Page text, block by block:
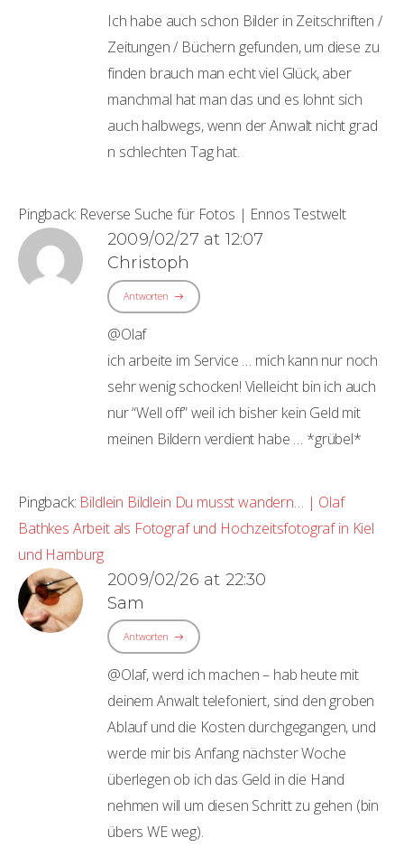
Ich habe auch schon Bilder in Zeitschriften /
Zeitungen / Büchern gefunden, um diese zu
finden brauch man echt viel Glück, aber
manchmal hat man das und es lohnt sich
auch halbwegs, wenn der Anwalt nicht grad
n schlechten Tag hat.
Pingback: Reverse Suche für Fotos | Ennos Testwelt
2009/02/27 at 12:07
Christoph
Antworten
@Olaf
ich arbeite im Service … mich kann nur noch
sehr wenig schocken! Vielleicht bin ich auch
nur “Well off” weil ich bisher kein Geld mit
meinen Bildern verdient habe … *grübel*
Pingback: Bildlein Bildlein Du musst wandern… | Olaf
Bathkes Arbeit als Fotograf und Hochzeitsfotograf in Kiel
und Hamburg
2009/02/26 at 22:30
Sam
Antworten
@Olaf, werd ich machen – hab heute mit
deinem Anwalt telefoniert, sind den groben
Ablauf und die Kosten durchgegangen, und
werde mir bis Anfang nächster Woche
überlegen ob ich das Geld in die Hand
nehmen will um diesen Schritt zu gehen (bin
übers WE weg).